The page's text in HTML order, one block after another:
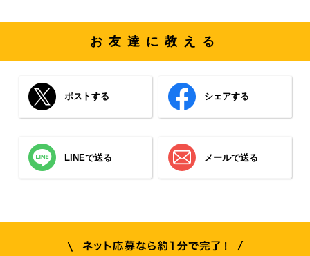
お友達に教える
ポストする シェアする
LINEで送る メールで送る